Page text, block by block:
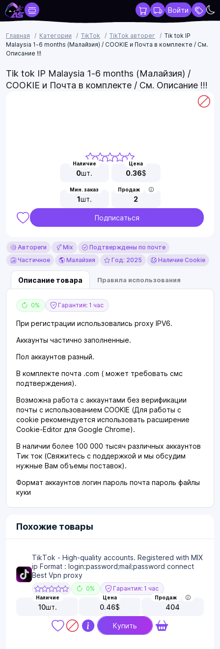
Войти
Главная Категории TikTok TikTok авторег
Tik tok IP
Malaysia 1-6 months (Малайзия) / COOKIE и Почта в комплекте / См.
Описание !!!
Tik tok IP Malaysia 1-6 months (Малайзия) /
COOKIE и Почта в комплекте / См. Описание !!!
Наличие
0шт.
Цена
0.36$
Мин. заказ
1шт.
Продаж
2
Подписаться
Автореги Mix
Подтверждены по почте
Частичное
Малайзия Год: 2025 Наличие Cookie
Описание товара Правила использования
0% Гарантия: 1 час
При регистрации использовались proxy IPV6.
Аккаунты частично заполненные.
Пол аккаунтов разный.
В комплекте почта .com ( может требовать смс
подтверждения).
Возможна работа с аккаунтами без верификации
почты с использованием COOKIE (Для работы с
cookie рекомендуется использовать расширение
Cookie-Editor для Google Chrome).
В наличии более 100 000 тысяч различных аккаунтов
Тик ток (Свяжитесь с поддержкой и мы обсудим
нужные Вам объемы поставок).
Формат аккаунтов логин пароль почта пароль файлы
куки
Похожие товары
TikTok - High-quality accounts. Registered with MIX
ip Format : login:password;mail;password connect
Best Vpn proxy
0% Гарантия: 1 час
Наличие
10шт.
Цена
0.46$
Продаж
404
Купить